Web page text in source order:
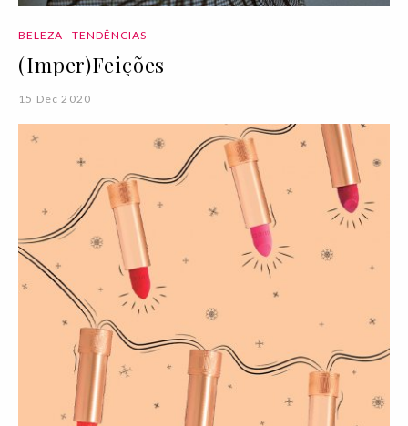
BELEZA TENDÊNCIAS
(Imper)Feições
15 Dec 2020